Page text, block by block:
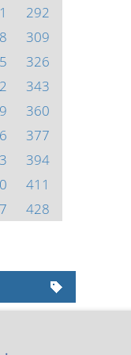
292
309
326
343
360
377
394
411
428